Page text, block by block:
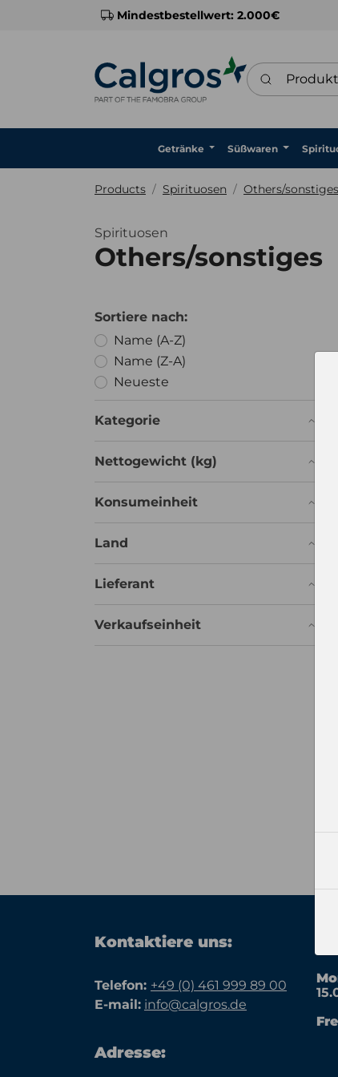
Mindestbestellwert: 2.000€
Produktsuche
Getränke Süßwaren
Products Spirituosen Others/sonstiges
Spirituosen
Others/sonstiges
Sortiere nach:
Name (A-Z)
Name (Z-A)
Neueste
Kategorie
Nettogewicht (kg)
Konsumeinheit
Land
Lieferant
Verkaufseinheit
Kontaktiere uns:
Telefon: +49 (0) 461 999 89 00
E-mail: info@calgros.de
Adresse: